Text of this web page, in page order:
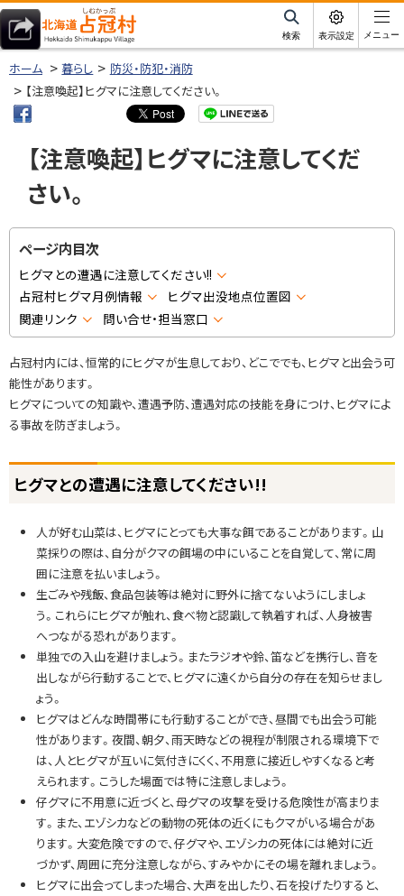
本
文
へ北海道占冠村
サ
イ
検索 表示設定 メニュー
ホーム 暮らし
防災・防犯・消防
【注意喚起】ヒグマに注意してください。
【注意喚起】ヒグマに注意してくだ
さい。
ページ内目次
ヒグマとの遭遇に注意してください!!
占冠村ヒグマ月例情報
ヒグマ出没地点位置図
関連リンク
問い合せ・担当窓口
占冠村内には、恒常的にヒグマが生息しており、どこででも、ヒグマと出会う可
能性があります。
ヒグマについての知識や、遭遇予防、遭遇対応の技能を身につけ、ヒグマによ
る事故を防ぎましょう。
ヒグマとの遭遇に注意してください!!
人が好む山菜は、ヒグマにとっても大事な餌であることがあります。山
菜採りの際は、自分がクマの餌場の中にいることを自覚して、常に周
囲に注意を払いましょう。
生ごみや残飯、食品包装等は絶対に野外に捨てないようにしましょ
う。これらにヒグマが触れ、食べ物と認識して執着すれば、人身被害
へつながる恐れがあります。
単独での入山を避けましょう。またラジオや鈴、笛などを携行し、音を
出しながら行動することで、ヒグマに遠くから自分の存在を知らせまし
ょう。
ヒグマはどんな時間帯にも行動することができ、昼間でも出会う可能
性があります。夜間、朝夕、雨天時などの視程が制限される環境下で
は、人とヒグマが互いに気付きにくく、不用意に接近しやすくなると考
えられます。こうした場面では特に注意しましょう。
仔グマに不用意に近づくと、母グマの攻撃を受ける危険性が高まりま
す。また、エゾシカなどの動物の死体の近くにもクマがいる場合があ
ります。大変危険ですので、仔グマや、エゾシカの死体には絶対に近
づかず、周囲に充分注意しながら、すみやかにその場を離れましょう。
ヒグマに出会ってしまった場合、大声を出したり、石を投げたりすると、